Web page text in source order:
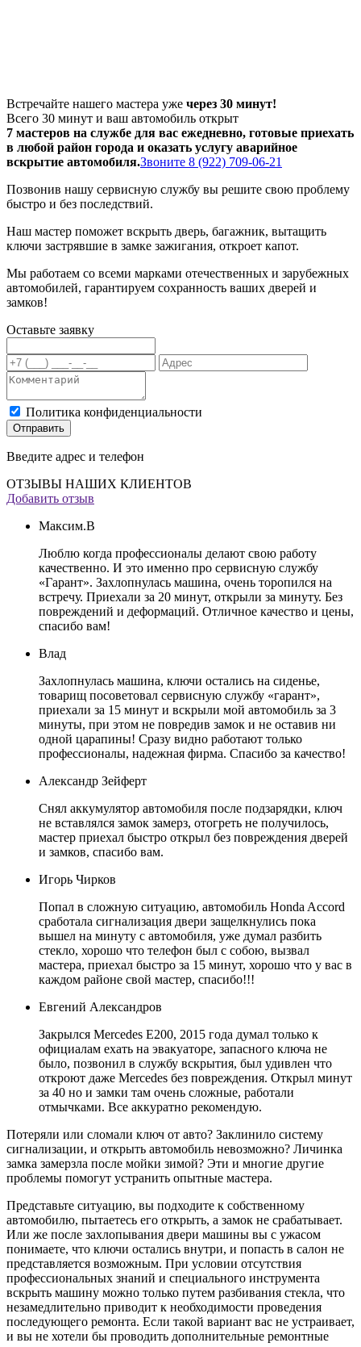
Встречайте нашего мастера уже через 30 минут!
Всего 30 минут и ваш автомобиль открыт
7 мастеров на службе для вас ежедневно, готовые приехать
в любой район города и оказать услугу аварийное
вскрытие автомобиля.Звоните 8 (922) 709-06-21
Позвонив нашу сервисную службу вы решите свою проблему
быстро и без последствий.
Наш мастер поможет вскрыть дверь, багажник, вытащить
ключи застрявшие в замке зажигания, откроет капот.
Мы работаем со всеми марками отечественных и зарубежных
автомобилей, гарантируем сохранность ваших дверей и
замков!
Оставьте заявку
Политика конфиденциальности
Отправить
Введите адрес и телефон
ОТЗЫВЫ НАШИХ КЛИЕНТОВ
Добавить отзыв
Максим.В
Люблю когда профессионалы делают свою работу
качественно. И это именно про сервисную службу
«Гарант». Захлопнулась машина, очень торопился на
встречу. Приехали за 20 минут, открыли за минуту. Без
повреждений и деформаций. Отличное качество и цены,
спасибо вам!
Влад
Захлопнулась машина, ключи остались на сиденье,
товарищ посоветовал сервисную службу «гарант»,
приехали за 15 минут и вскрыли мой автомобиль за 3
минуты, при этом не повредив замок и не оставив ни
одной царапины! Сразу видно работают только
профессионалы, надежная фирма. Спасибо за качество!
Александр Зейферт
Снял аккумулятор автомобиля после подзарядки, ключ
не вставлялся замок замерз, отогреть не получилось,
мастер приехал быстро открыл без повреждения дверей
и замков, спасибо вам.
Игорь Чирков
Попал в сложную ситуацию, автомобиль Honda Accord
сработала сигнализация двери защелкнулись пока
вышел на минуту с автомобиля, уже думал разбить
стекло, хорошо что телефон был с собою, вызвал
мастера, приехал быстро за 15 минут, хорошо что у вас в
каждом районе свой мастер, спасибо!!!
Евгений Александров
Закрылся Mercedes E200, 2015 года думал только к
официалам ехать на эвакуаторе, запасного ключа не
было, позвонил в службу вскрытия, был удивлен что
откроют даже Mercedes без повреждения. Открыл минут
за 40 но и замки там очень сложные, работали
отмычками. Все аккуратно рекомендую.
Потеряли или сломали ключ от авто? Заклинило систему
сигнализации, и открыть автомобиль невозможно? Личинка
замка замерзла после мойки зимой? Эти и многие другие
проблемы помогут устранить опытные мастера.
Представьте ситуацию, вы подходите к собственному
автомобилю, пытаетесь его открыть, а замок не срабатывает.
Или же после захлопывания двери машины вы с ужасом
понимаете, что ключи остались внутри, и попасть в салон не
представляется возможным. При условии отсутствия
профессиональных знаний и специального инструмента
вскрыть машину можно только путем разбивания стекла, что
незамедлительно приводит к необходимости проведения
последующего ремонта. Если такой вариант вас не устраивает,
и вы не хотели бы проводить дополнительные ремонтные